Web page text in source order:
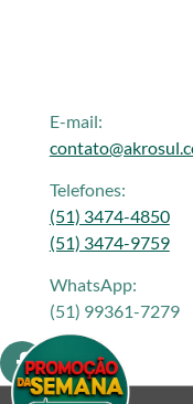
E-mail:
Telefones:
(51) 3474-4850
(51) 3474-9759
WhatsApp:
(51) 99361-7279